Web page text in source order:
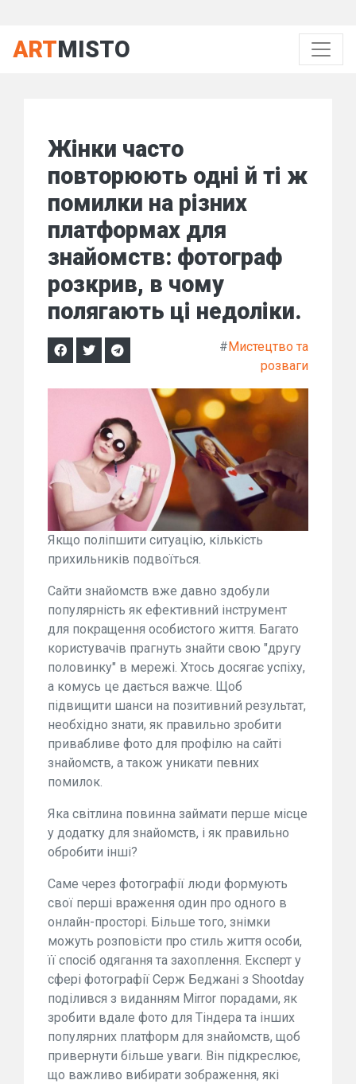
ARTMISTO
Жінки часто
повторюють одні й ті ж
помилки на різних
платформах для
знайомств: фотограф
розкрив, в чому
полягають ці недоліки.
#Мистецтво та
розваги
Якщо поліпшити ситуацію, кількість
прихильників подвоїться.
Сайти знайомств вже давно здобули
популярність як ефективний інструмент
для покращення особистого життя. Багато
користувачів прагнуть знайти свою "другу
половинку" в мережі. Хтось досягає успіху,
а комусь це дається важче. Щоб
підвищити шанси на позитивний результат,
необхідно знати, як правильно зробити
привабливе фото для профілю на сайті
знайомств, а також уникати певних
помилок.
Яка світлина повинна займати перше місце
у додатку для знайомств, і як правильно
обробити інші?
Саме через фотографії люди формують
свої перші враження один про одного в
онлайн-просторі. Більше того, знімки
можуть розповісти про стиль життя особи,
її спосіб одягання та захоплення. Експерт у
сфері фотографії Серж Беджані з Shootday
поділився з виданням Mirror порадами, як
зробити вдале фото для Тіндера та інших
популярних платформ для знайомств, щоб
привернути більше уваги. Він підкреслює,
що важливо вибирати зображення, які